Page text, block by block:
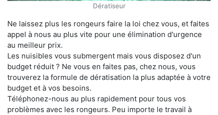
Dératiseur
Ne laissez plus les rongeurs faire la loi chez vous, et faites
appel à nous au plus vite pour une élimination d'urgence
au meilleur prix.
Les nuisibles vous submergent mais vous disposez d'un
budget réduit ? Ne vous en faites pas, chez nous, vous
trouverez la formule de dératisation la plus adaptée à votre
budget et à vos besoins.
Téléphonez-nous au plus rapidement pour tous vos
problèmes avec les rongeurs. Peu importe le travail à